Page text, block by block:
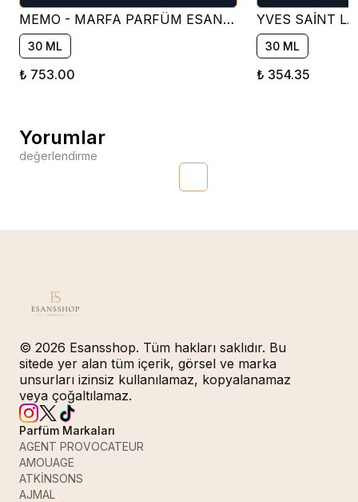
MEMO - MARFA PARFÜM ESANSI ( ÇİÇEKSİ )
30 ML
₺ 753.00
30 ML
₺ 354.35
Yorumlar
değerlendirme
© 2026 Esansshop. Tüm hakları saklıdır. Bu
sitede yer alan tüm içerik, görsel ve marka
unsurları izinsiz kullanılamaz, kopyalanamaz
veya çoğaltılamaz.
Parfüm Markaları
AGENT PROVOCATEUR
AMOUAGE
ATKİNSONS
AJMAL